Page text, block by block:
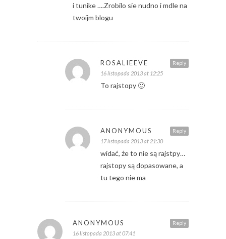
i tunike ….Zrobilo sie nudno i mdle na
twoijm blogu
Reply
ROSALIEEVE
16 listopada 2013 at 12:25
To rajstopy 🙂
Reply
ANONYMOUS
17 listopada 2013 at 21:30
widać, że to nie są rajstpy…
rajstopy są dopasowane, a
tu tego nie ma
Reply
ANONYMOUS
16 listopada 2013 at 07:41